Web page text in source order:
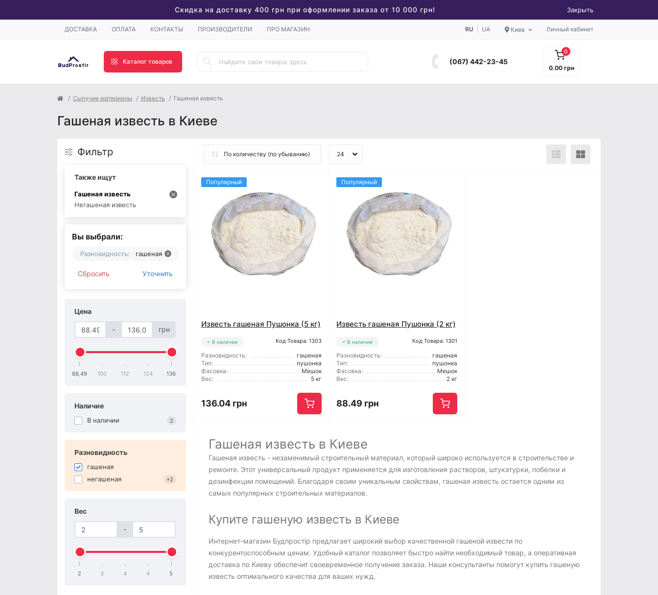
Скидка на доставку 400 грн при оформлении заказа от 10 000 грн! Закрыть
ДОСТАВКА ОПЛАТА КОНТАКТЫ ПРОИЗВОДИТЕЛИ ПРО МАГАЗИН RU UA Киев Личный кабинет
Каталог товаров (067) 442-23-45
0
0.00 грн
Сыпучие материалы Известь Гашеная известь
Гашеная известь в Киеве
Фильтр
Также ищут
Гашеная известь
Негашеная известь
Вы выбрали:
Разновидность: гашеная
Сбросить Уточнить
Цена
- грн
88,49 100 112 124 136
Наличие
В наличии 2
Разновидность
гашеная
негашеная
+2
Вес
-
2 3 4 4 5
Популярный
Известь гашеная Пушонка (5 кг)
В наличии Код Товара: 1303
Разновидность:
гашеная
Тип:
пушонка
Фасовка:
Мешок
Вес:
5 кг
136.04 грн
Популярный
Известь гашеная Пушонка (2 кг)
В наличии Код Товара: 1301
Разновидность:
гашеная
Тип:
пушонка
Фасовка:
Мешок
Вес:
2 кг
88.49 грн
Гашеная известь в Киеве
Гашеная известь - незаменимый строительный материал, который широко используется в строительстве и
ремонте. Этот универсальный продукт применяется для изготовления растворов, штукатурки, побелки и
дезинфекции помещений. Благодаря своим уникальным свойствам, гашеная известь остается одним из
самых популярных строительных материалов.
Купите гашеную известь в Киеве
Интернет-магазин Будпростір предлагает широкий выбор качественной гашеной извести по
конкурентоспособным ценам. Удобный каталог позволяет быстро найти необходимый товар, а оперативная
доставка по Киеву обеспечит своевременное получение заказа. Наши консультанты помогут купить гашеную
известь оптимального качества для ваших нужд.